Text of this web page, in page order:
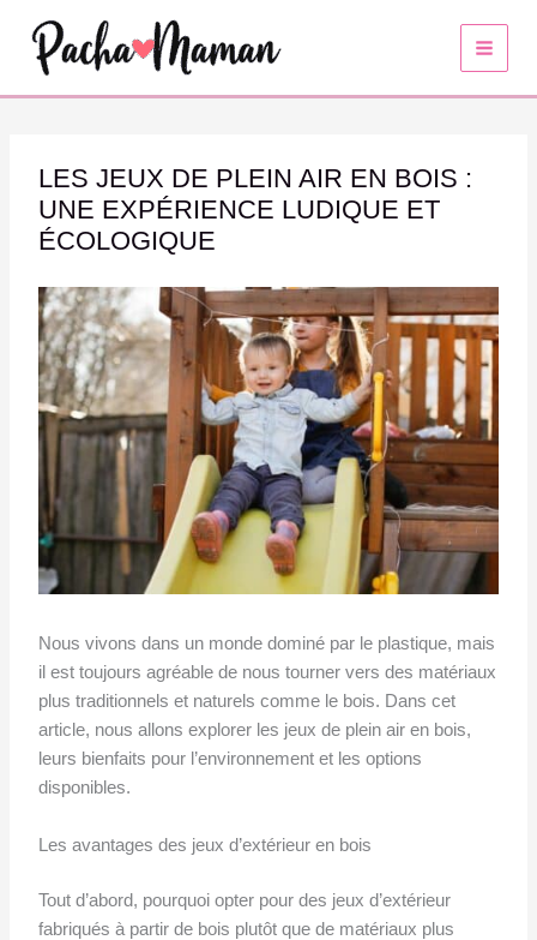
contenu
LES JEUX DE PLEIN AIR EN BOIS :
UNE EXPÉRIENCE LUDIQUE ET
ÉCOLOGIQUE
Nous vivons dans un monde dominé par le plastique, mais
il est toujours agréable de nous tourner vers des matériaux
plus traditionnels et naturels comme le bois. Dans cet
article, nous allons explorer les jeux de plein air en bois,
leurs bienfaits pour l’environnement et les options
disponibles.
Les avantages des jeux d’extérieur en bois
Tout d’abord, pourquoi opter pour des jeux d’extérieur
fabriqués à partir de bois plutôt que de matériaux plus